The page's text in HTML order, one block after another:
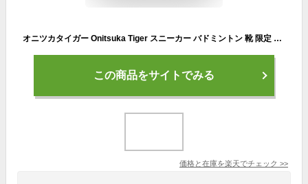
オニツカタイガー Onitsuka Tiger スニーカー バドミントン 靴 限定 シューズ キャンバス メンズ レディース ブランド d5b7q0136 女性 彼女彼氏 男性向け
この商品をサイトでみる
価格と在庫を楽天でチェック >>